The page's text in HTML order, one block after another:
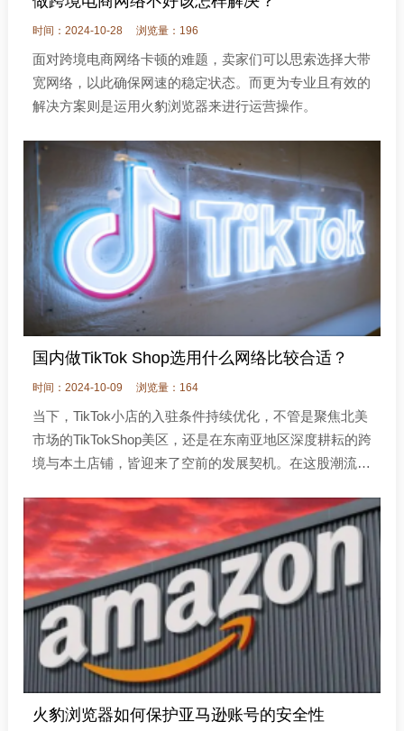
时间：2024-10-28 浏览量：196
面对跨境电商网络卡顿的难题，卖家们可以思索选择大带
宽网络，以此确保网速的稳定状态。而更为专业且有效的
解决方案则是运用火豹浏览器来进行运营操作。
国内做TikTok Shop选用什么网络比较合适？
时间：2024-10-09 浏览量：164
当下，TikTok小店的入驻条件持续优化，不管是聚焦北美
市场的TikTokShop美区，还是在东南亚地区深度耕耘的跨
境与本土店铺，皆迎来了空前的发展契机。在这股潮流
键要素，其与店铺的顺利运营
火豹浏览器如何保护亚马逊账号的安全性